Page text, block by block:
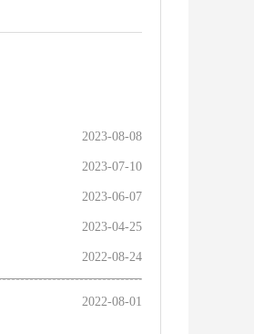
2023-08-08
2023-07-10
2023-06-07
2023-04-25
2022-08-24
2022-08-01